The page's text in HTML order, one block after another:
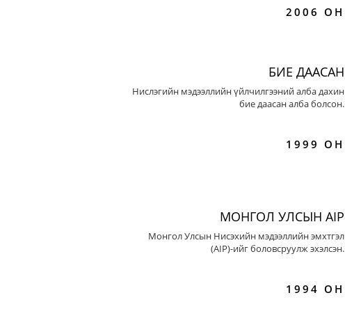
2006 ОН
БИЕ ДААСАН
Нислэгийн мэдээллийн үйлчилгээний алба дахин
бие даасан алба болсон.
1999 ОН
МОНГОЛ УЛСЫН AIP
Монгол Улсын Нисэхийн мэдээллийн эмхтгэл
(AIP)-ийг боловсруулж эхэлсэн.
1994 ОН